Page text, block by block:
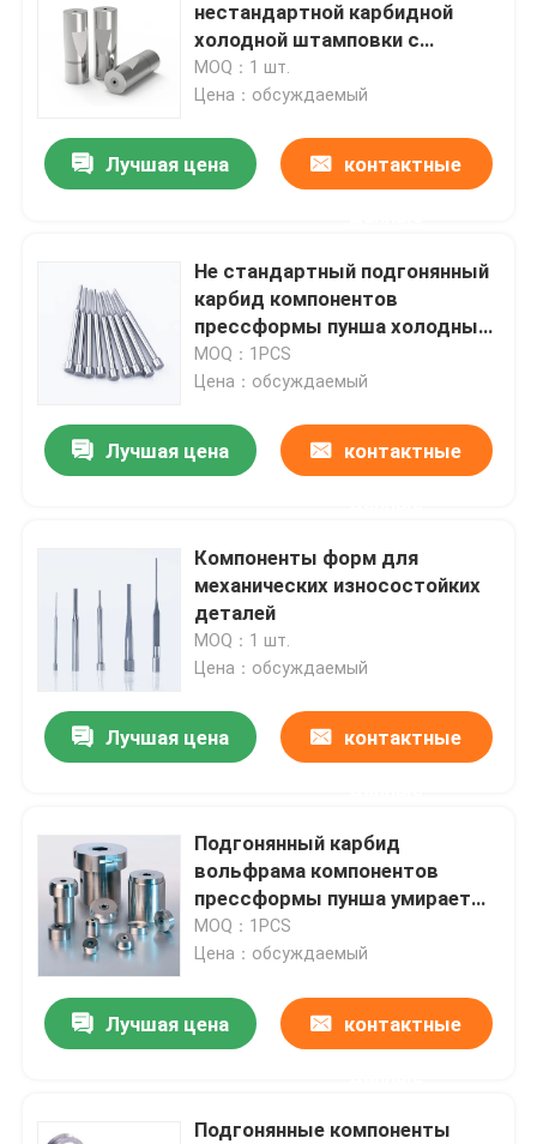
нестандартной карбидной
холодной штамповки с
высокой точностью
MOQ：1 шт.
Цена：обсуждаемый
Лучшая цена контактные
Не стандартный подгонянный
карбид компонентов
прессформы пунша холодный
штемпелюя умирает
MOQ：1PCS
Цена：обсуждаемый
Лучшая цена контактные
Компоненты форм для
механических износостойких
деталей
MOQ：1 шт.
Цена：обсуждаемый
Лучшая цена контактные
Подгонянный карбид
вольфрама компонентов
прессформы пунша умирает
для холодных возглавляя гаек
MOQ：1PCS
Цена：обсуждаемый
Лучшая цена контактные
Подгонянные компоненты